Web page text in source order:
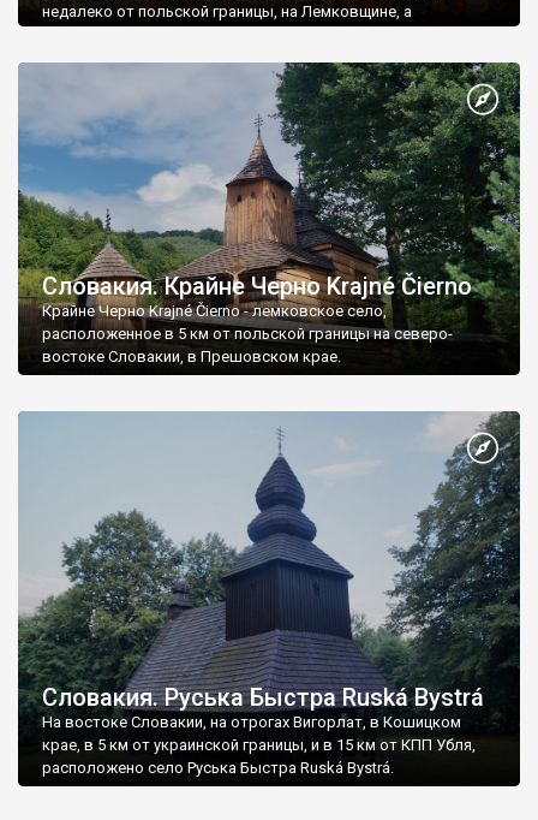
недалеко от польской границы, на Лемковщине, а
Словакия. Крайне Черно Krajné Čierno
Крайне Черно Krajné Čierno - лемковское село,
расположенное в 5 км от польской границы на северо-
востоке Словакии, в Прешовском крае.
Словакия. Руська Быстра Ruská Bystrá
На востоке Словакии, на отрогах Вигорлат, в Кошицком
крае, в 5 км от украинской границы, и в 15 км от КПП Убля,
расположено село Руська Быстра Ruská Bystrá.